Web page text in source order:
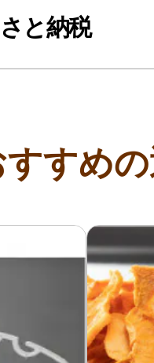
比較
ルワーカー
フリーラン
リーランス
と納税
すめ